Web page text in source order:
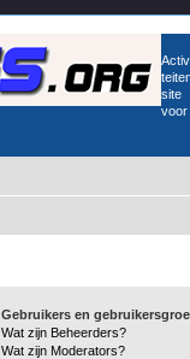
site
voor
Gebruikers en
Wat zijn Beheerders?
Wat zijn Moderators?